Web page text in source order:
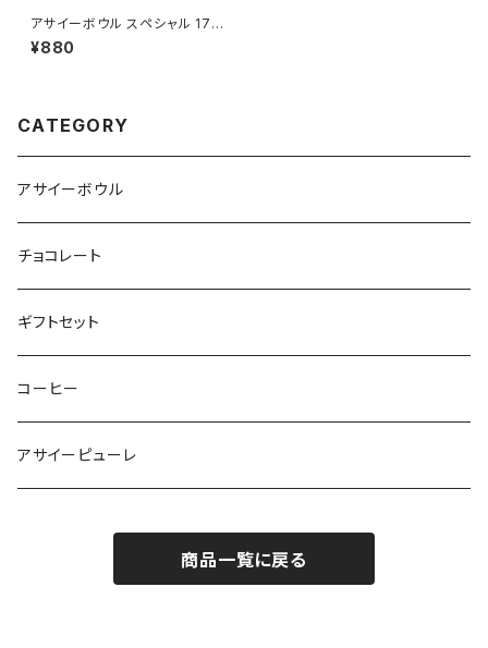
アサイーボウル スペシャル 170
g（ハーフ）
¥880
CATEGORY
アサイーボウル
チョコレート
ギフトセット
コーヒー
アサイーピューレ
商品一覧に戻る